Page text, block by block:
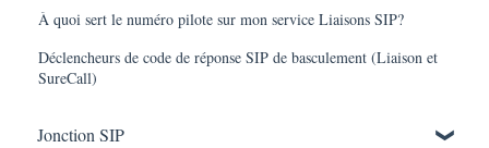
À quoi sert le numéro pilote sur mon service Liaisons SIP?
Déclencheurs de code de réponse SIP de basculement (Liaison et
SureCall)
Jonction SIP